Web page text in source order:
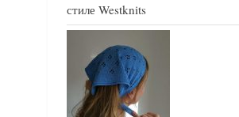
стиле Westknits